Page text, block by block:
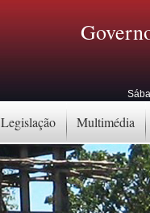
Legislação Multimédia